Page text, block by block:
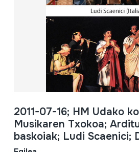
2011-07-16; HM Udako
Musikaren Txokoa;
baskoiak; Ludi Scaenici;